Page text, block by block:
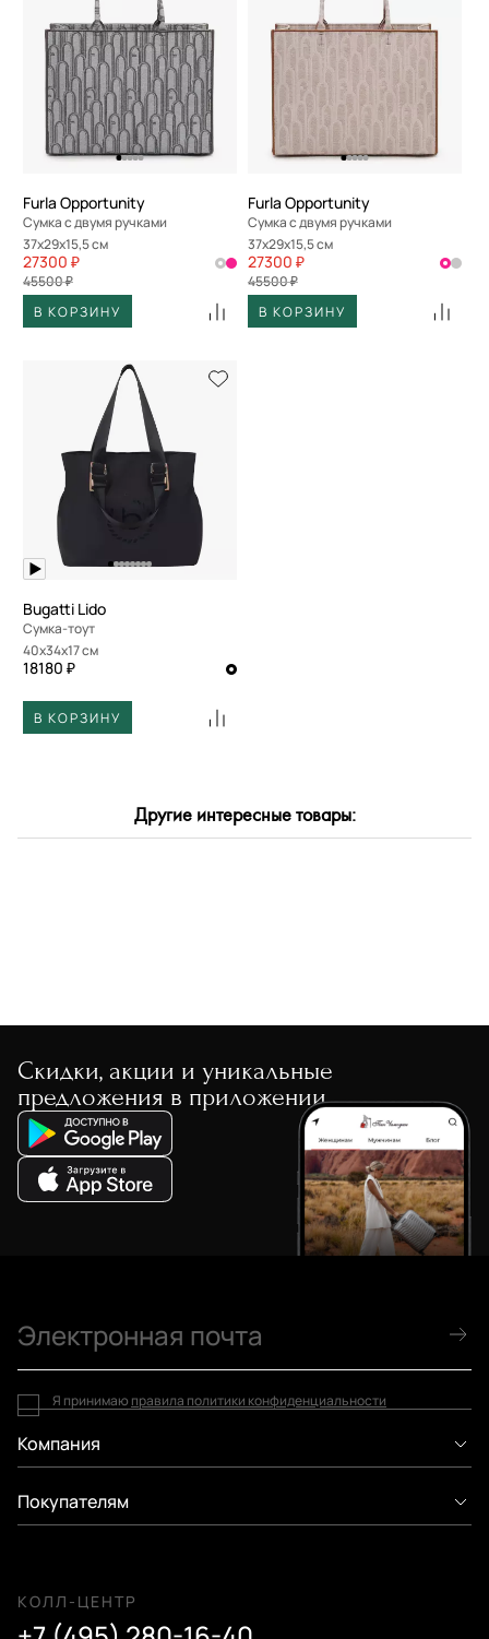
Furla Opportunity
Сумка с двумя ручками
37x29x15,5 см
27300 ₽
45500 ₽
В КОРЗИНУ
Furla Opportunity
Сумка с двумя ручками
37x29x15,5 см
27300 ₽
45500 ₽
В КОРЗИНУ
Bugatti Lido
Сумка-тоут
40x34x17 см
18180 ₽
В КОРЗИНУ
Другие интересные товары:
Скидки, акции и уникальные
предложения в приложении
Компания
Покупателям
КОЛЛ-ЦЕНТР
Я принимаю правила политики конфиденциальности